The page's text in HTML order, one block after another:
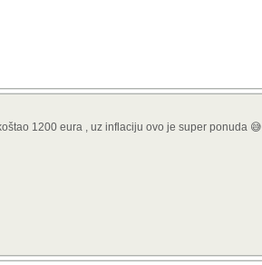
1200 eura , uz inflaciju ovo je super ponuda 😅